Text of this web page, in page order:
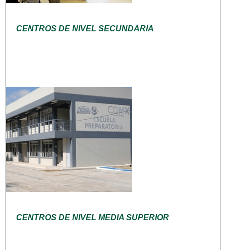
CENTROS DE NIVEL SECUNDARIA
CENTROS DE NIVEL MEDIA SUPERIOR